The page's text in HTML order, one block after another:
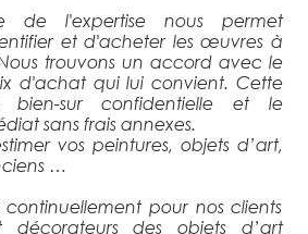
de l'expertise nous permet
et d'acheter les œuvres à
trouvons un accord avec le
d'achat qui lui convient. Cette
bien-sur confidentielle et le
sans frais annexes.
vos peintures, objets d’art,
…
continuellement pour nos clients
décorateurs des objets d’art